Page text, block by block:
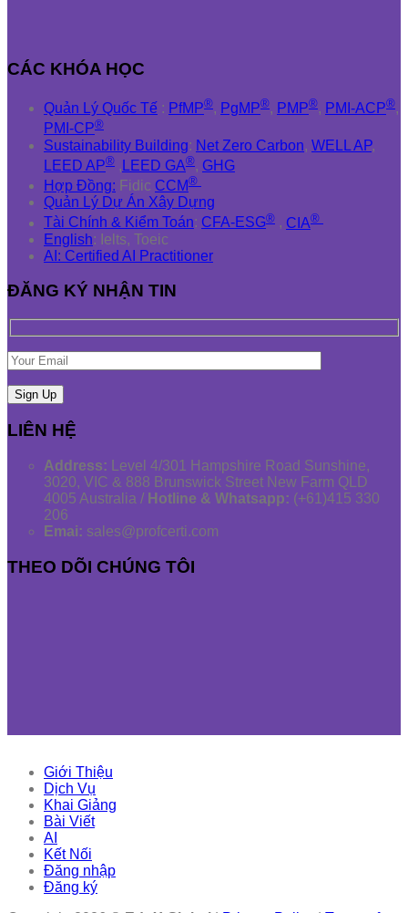
CÁC KHÓA HỌC
Quản Lý Quốc Tế : PfMP®, PgMP®, PMP®, PMI-ACP®,
PMI-CP®
Sustainability Building: Net Zero Carbon, WELL AP,
LEED AP® , LEED GA®, GHG
Hợp Đồng: Fidic CCM®
Quản Lý Dự Án Xây Dựng
Tài Chính & Kiểm Toán: CFA-ESG® , CIA®
English: Ielts, Toeic
AI: Certified AI Practitioner
ĐĂNG KÝ NHẬN TIN
LIÊN HỆ
Address: Level 4/301 Hampshire Road Sunshine,
3020, VIC & 888 Brunswick Street New Farm QLD
4005 Australia / Hotline & Whatsapp: (+61)415 330
206
Emai: sales@profcerti.com
THEO DÕI CHÚNG TÔI
Giới Thiệu
Dịch Vụ
Khai Giảng
Bài Viết
AI
Kết Nối
Đăng nhập
Đăng ký